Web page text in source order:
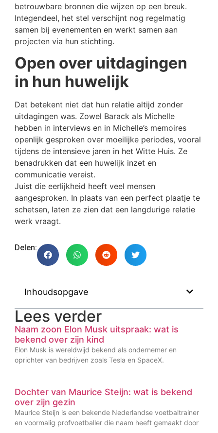
betrouwbare bronnen die wijzen op een breuk.
Integendeel, het stel verschijnt nog regelmatig
samen bij evenementen en werkt samen aan
projecten via hun stichting.
Open over uitdagingen
in hun huwelijk
Dat betekent niet dat hun relatie altijd zonder
uitdagingen was. Zowel Barack als Michelle
hebben in interviews en in Michelle’s memoires
openlijk gesproken over moeilijke periodes, vooral
tijdens de intensieve jaren in het Witte Huis. Ze
benadrukken dat een huwelijk inzet en
communicatie vereist.
Juist die eerlijkheid heeft veel mensen
aangesproken. In plaats van een perfect plaatje te
schetsen, laten ze zien dat een langdurige relatie
werk vraagt.
Delen:
Inhoudsopgave
Lees verder
Naam zoon Elon Musk uitspraak: wat is
bekend over zijn kind
Elon Musk is wereldwijd bekend als ondernemer en
oprichter van bedrijven zoals Tesla en SpaceX.
Dochter van Maurice Steijn: wat is bekend
over zijn gezin
Maurice Steijn is een bekende Nederlandse voetbaltrainer
en voormalig profvoetballer die naam heeft gemaakt door